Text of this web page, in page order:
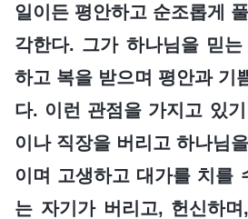
일이든 평안하고 순조롭게
각한다. 그가 하나님을 믿
하고 복을 받으며 평안과 기
다. 이런 관점을 가지고 있
이나 직장을 버리고 하나님
이며 고생하고 대가를 치를
는 자기가 버리고, 헌신하